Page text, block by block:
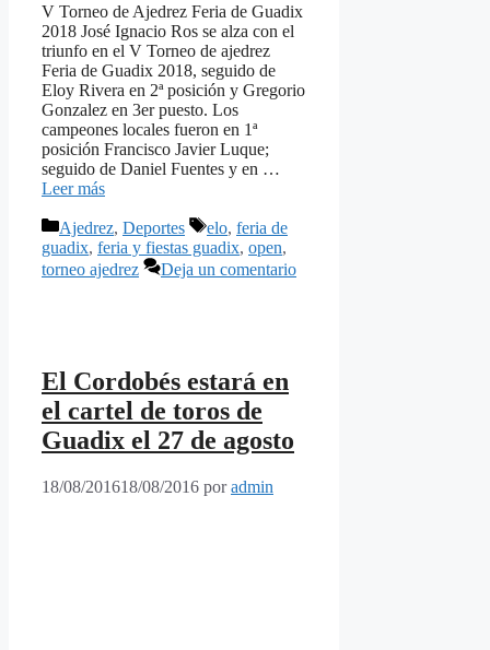
V Torneo de Ajedrez Feria de Guadix
2018 José Ignacio Ros se alza con el
triunfo en el V Torneo de ajedrez
Feria de Guadix 2018, seguido de
Eloy Rivera en 2ª posición y Gregorio
Gonzalez en 3er puesto. Los
campeones locales fueron en 1ª
posición Francisco Javier Luque;
seguido de Daniel Fuentes y en …
Leer más
Categorías
Ajedrez, Deportes Etiquetas
elo, feria de
guadix, feria y fiestas guadix, open,
torneo ajedrez
Deja un comentario
El Cordobés estará en
el cartel de toros de
Guadix el 27 de agosto
18/08/201618/08/2016 poradmin